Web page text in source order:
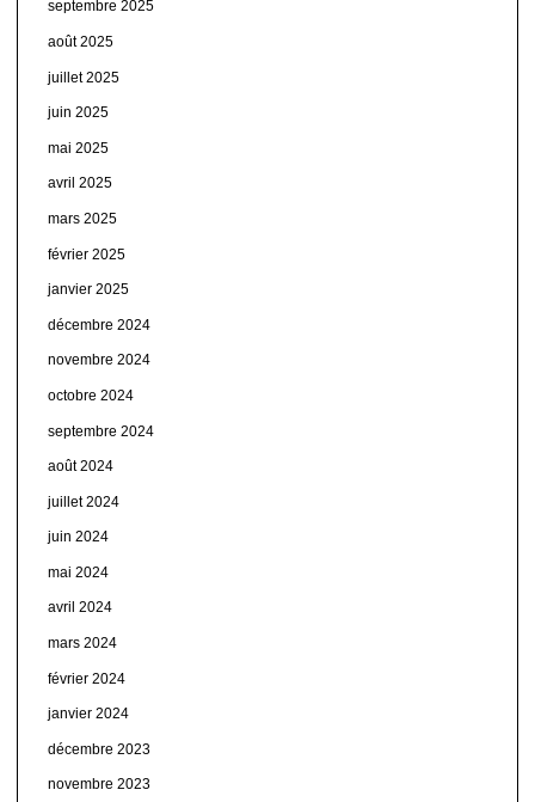
septembre 2025
août 2025
juillet 2025
juin 2025
mai 2025
avril 2025
mars 2025
février 2025
janvier 2025
décembre 2024
novembre 2024
octobre 2024
septembre 2024
août 2024
juillet 2024
juin 2024
mai 2024
avril 2024
mars 2024
février 2024
janvier 2024
décembre 2023
novembre 2023